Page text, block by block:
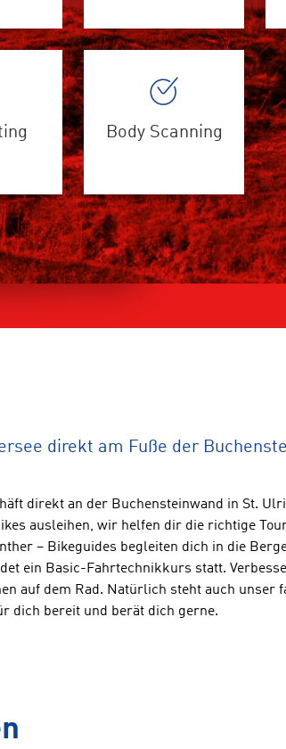
Body Scanning
direkt am Fuße der
direkt an der Buchensteinwand in St.
ausleihen, wir helfen dir die richtige
– Bikeguides begleiten dich in die
ein Basic-Fahrtechnikkurs statt.
auf dem Rad. Natürlich steht auch unser
dich bereit und berät dich gerne.